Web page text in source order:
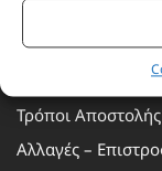
Πρόγραμμα
Επικοινωνία
Τρόποι Πληρωμής
Τρόποι Αποστολής
Αλλαγές –